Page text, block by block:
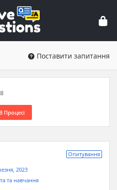
Поставити запитання
В Процесі
Опитування
2023
та навчання